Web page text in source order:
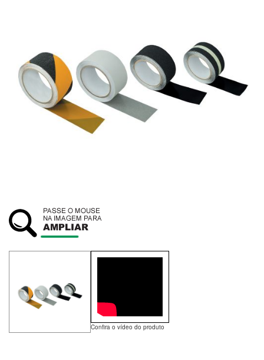
SUSTENTABILIDADE
ATENDIMENTO
Confira o vídeo do produto